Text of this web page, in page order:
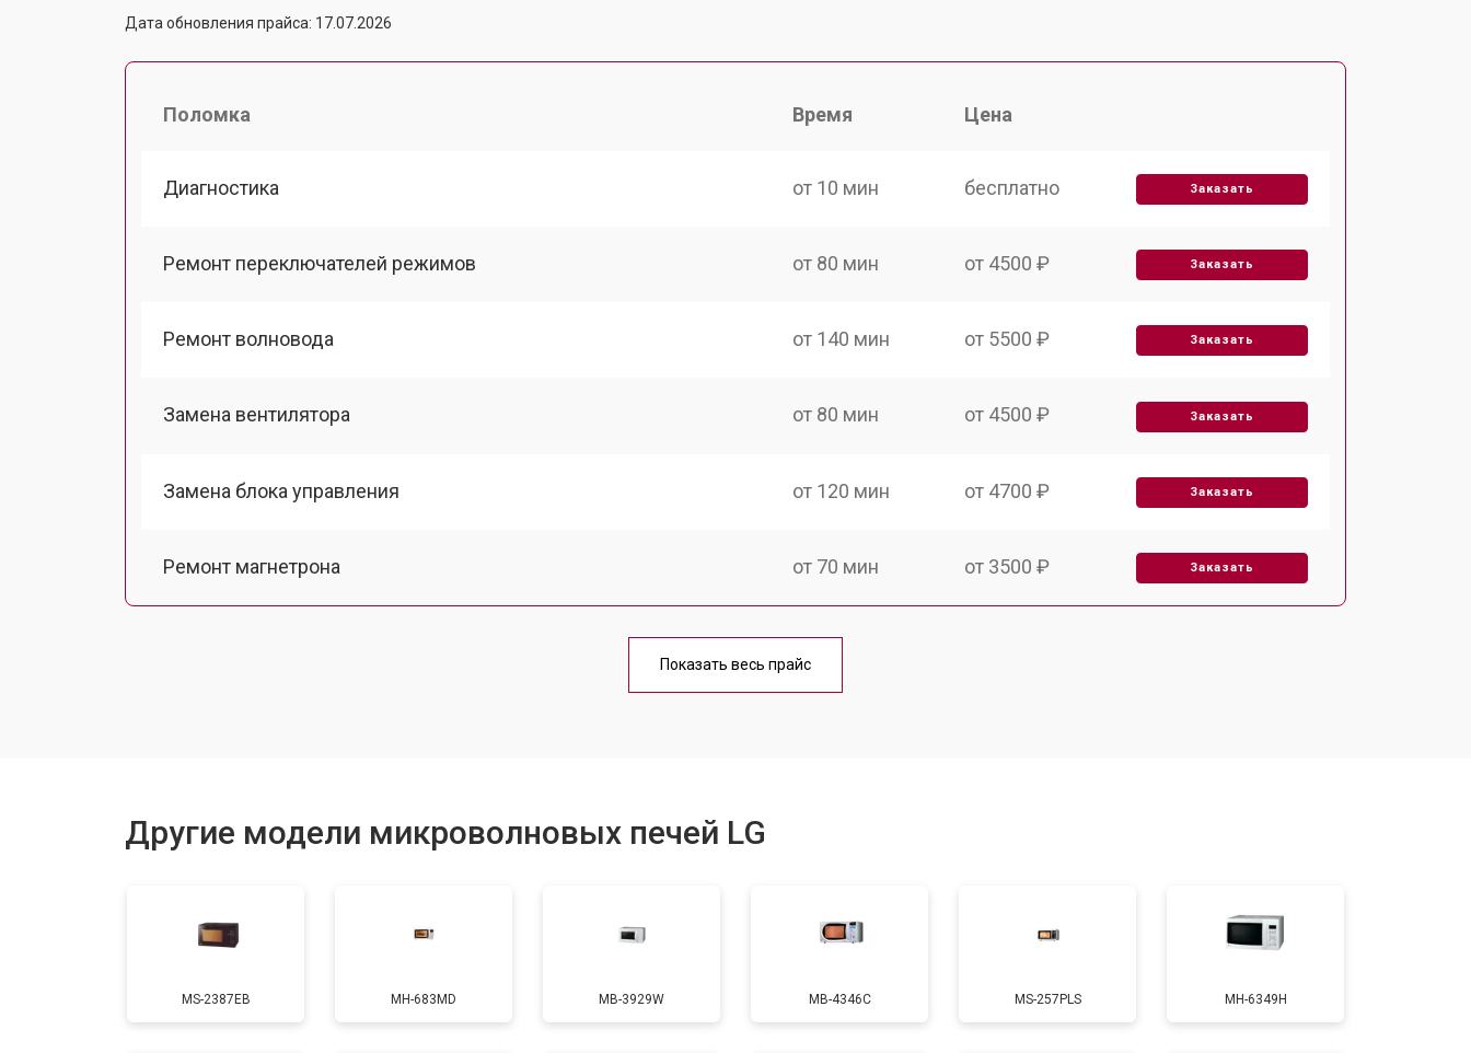
Дата обновления прайса: 17.07.2026
Поломка Время Цена
Диагностика от 10 мин бесплатно Заказать
Ремонт переключателей режимов от 80 мин от 4500 ₽ Заказать
Ремонт волновода от 140 мин от 5500 ₽ Заказать
Замена вентилятора от 80 мин от 4500 ₽ Заказать
Замена блока управления от 120 мин от 4700 ₽ Заказать
Ремонт магнетрона от 70 мин от 3500 ₽ Заказать
от 100 мин
Замена таймера от 80 мин от 2500 ₽ Заказать
Замена конденсатора от 70 мин от 3500 ₽ Заказать
Показать весь прайс
Другие модели микроволновых печей LG
MS-2387EB MH-683MD MB-3929W MB-4346C MS-257PLS MH-6349H